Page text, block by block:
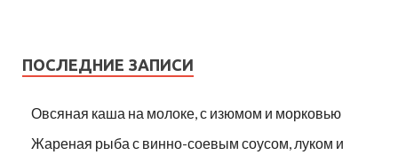
ПОСЛЕДНИЕ ЗАПИСИ
Овсяная каша на молоке, с изюмом и морковью
Жареная рыба с винно-соевым соусом, луком и